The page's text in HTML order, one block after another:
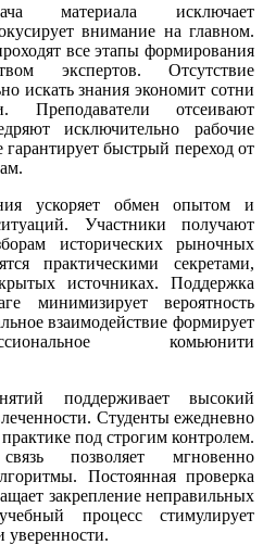
материала исключает
внимание на главном.
все этапы формирования
экспертов. Отсутствие
искать знания экономит сотни
Преподаватели отсеивают
исключительно рабочие
гарантирует быстрый переход от
ускоряет обмен опытом и
Участники получают
исторических рыночных
практическими секретами,
источниках. Поддержка
минимизирует вероятность
взаимодействие формирует
комьюнити
поддерживает высокий
Студенты ежедневно
под строгим контролем.
позволяет мгновенно
Постоянная проверка
закрепление неправильных
процесс стимулирует
уверенности.